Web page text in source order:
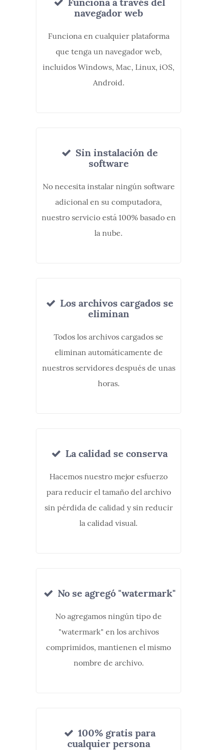
navegador web
Funciona en cualquier plataforma
que tenga un navegador web,
incluidos Windows, Mac, Linux, iOS,
Android.
Sin instalación de
software
No necesita instalar ningún software
adicional en su computadora,
nuestro servicio está 100% basado en
la nube.
Los archivos cargados se
eliminan
Todos los archivos cargados se
eliminan automáticamente de
nuestros servidores después de unas
horas.
La calidad se conserva
Hacemos nuestro mejor esfuerzo
para reducir el tamaño del archivo
sin pérdida de calidad y sin reducir
la calidad visual.
No se agregó "watermark"
No agregamos ningún tipo de
"watermark" en los archivos
comprimidos, mantienen el mismo
nombre de archivo.
100% gratis para
cualquier persona